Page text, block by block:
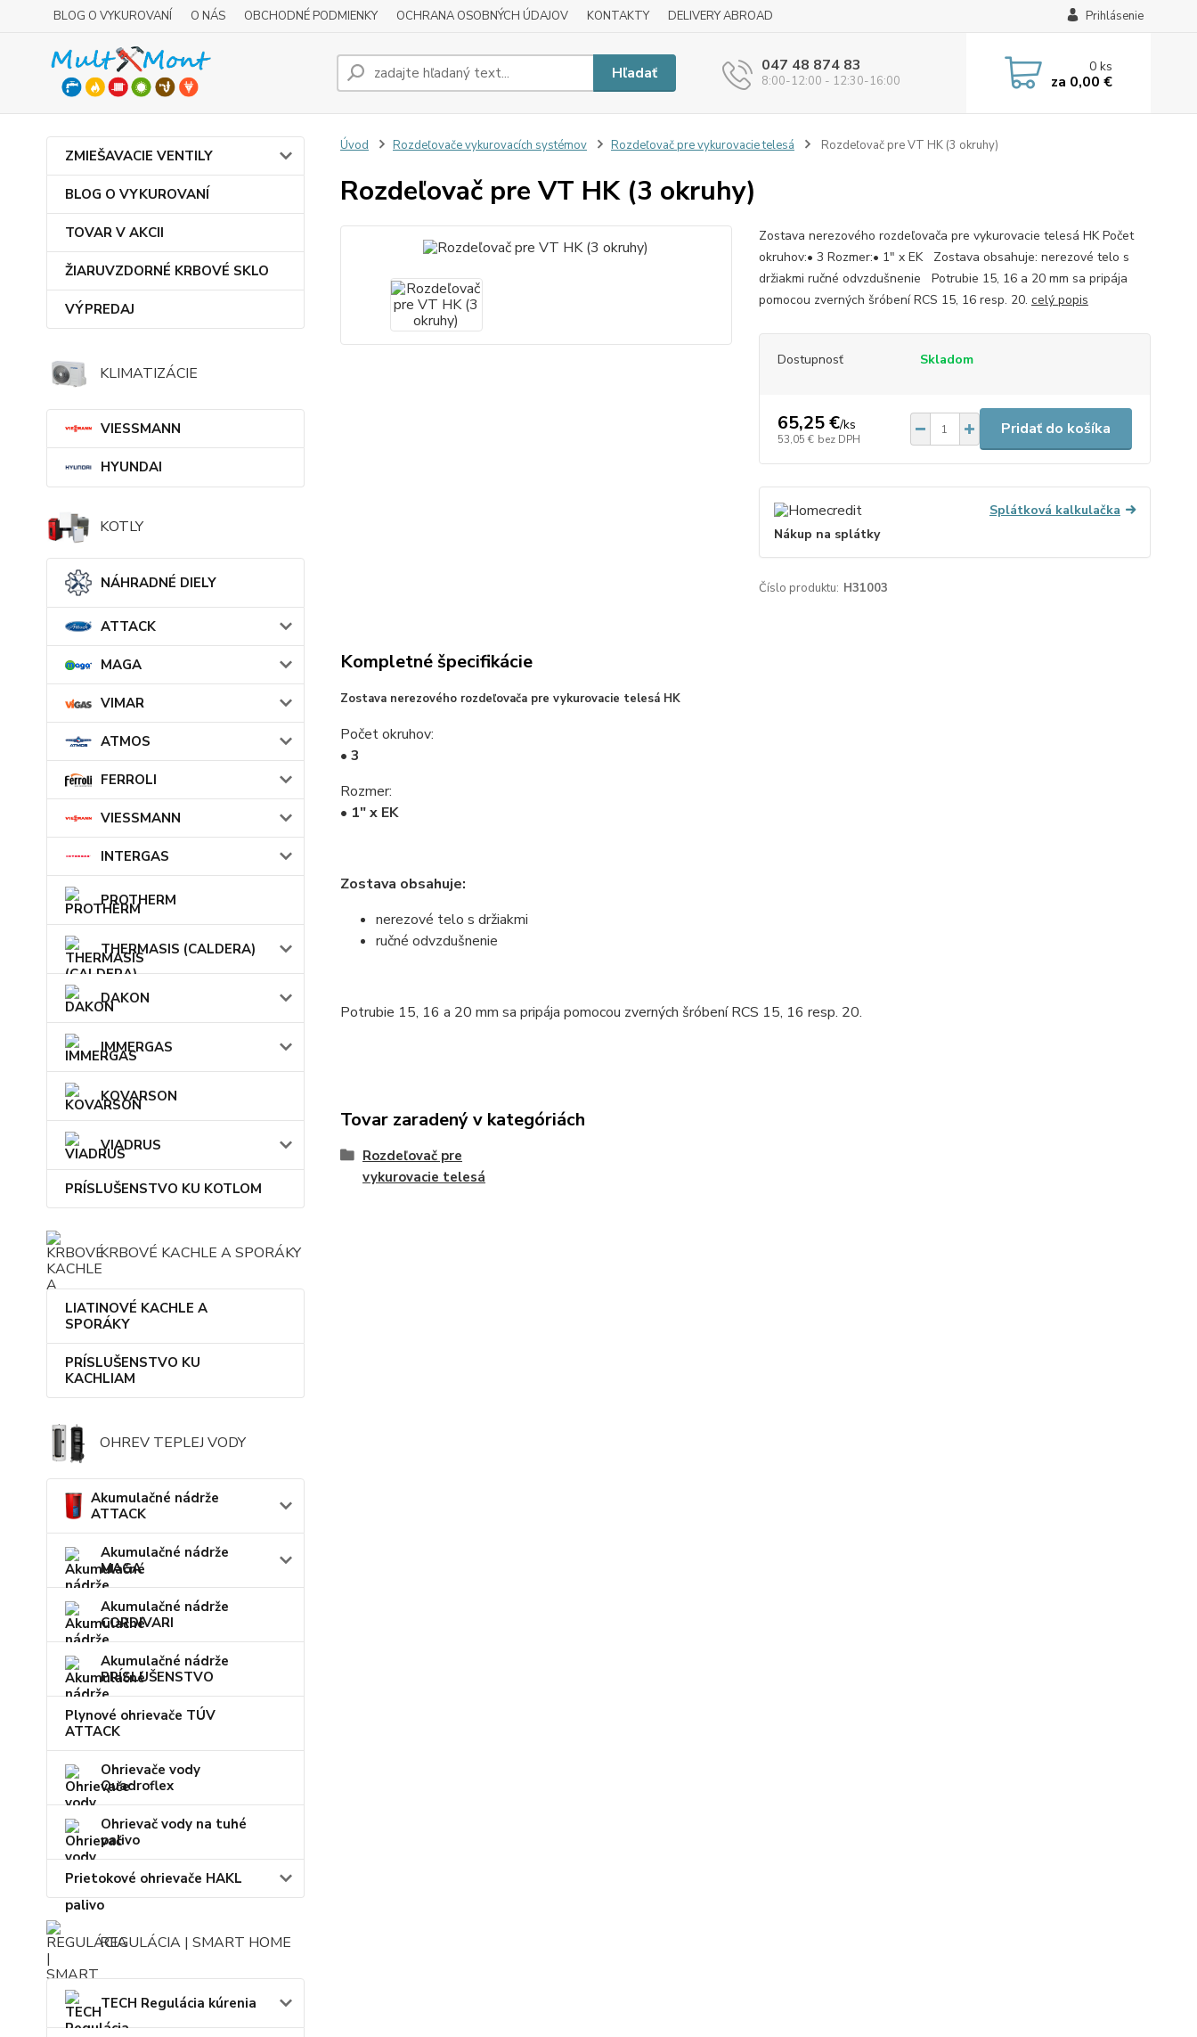
BLOG O VYKUROVANÍ O NÁS OBCHODNÉ PODMIENKY OCHRANA OSOBNÝCH ÚDAJOV KONTAKTY DELIVERY ABROAD Prihlásenie
Hľadať 047 48 874 83
8:00-12:00 - 12:30-16:00
0ks
za 0,00 €
ZMIEŠAVACIE VENTILY
BLOG O VYKUROVANÍ
TOVAR V AKCII
ŽIARUVZDORNÉ KRBOVÉ SKLO
VÝPREDAJ
KLIMATIZÁCIE
VIESSMANN
HYUNDAI
KOTLY
NÁHRADNÉ DIELY
ATTACK
MAGA
VIMAR
ATMOS
FERROLI
VIESSMANN
INTERGAS
PROTHERM
THERMASIS (CALDERA)
DAKON
IMMERGAS
KOVARSON
VIADRUS
PRÍSLUŠENSTVO KU KOTLOM
KRBOVÉ KACHLE A SPORÁKY
LIATINOVÉ KACHLE A
SPORÁKY
PRÍSLUŠENSTVO KU
KACHLIAM
OHREV TEPLEJ VODY
Akumulačné nádrže
ATTACK
Akumulačné nádrže
MAGA
Akumulačné nádrže
CORDIVARI
Akumulačné nádrže
PRÍSLUŠENSTVO
Plynové ohrievače TÚV
ATTACK
Ohrievače vody
Quadroflex
Ohrievač vody na tuhé
palivo
Prietokové ohrievače HAKL
REGULÁCIA | SMART HOME
TECH Regulácia kúrenia
Úvod Rozdeľovače vykurovacích systémov Rozdeľovač pre vykurovacie telesá Rozdeľovač pre VT HK (3 okruhy)
Rozdeľovač pre VT HK (3 okruhy)
Zostava nerezového rozdeľovača pre vykurovacie telesá HK Počet
okruhov:• 3 Rozmer:• 1" x EK Zostava obsahuje: nerezové telo s
držiakmi ručné odvzdušnenie Potrubie 15, 16 a 20 mm sa pripája
pomocou zverných šróbení RCS 15, 16 resp. 20. celý popis
Dostupnosť Skladom
65,25 €/ks
53,05 € bez DPH
Pridať do košíka
Splátková kalkulačka
Nákup na splátky
Číslo produktu: H31003
Kompletné špecifikácie
Zostava nerezového rozdeľovača pre vykurovacie telesá HK
Počet okruhov:
• 3
Rozmer:
• 1" x EK
Zostava obsahuje:
nerezové telo s držiakmi
ručné odvzdušnenie
Potrubie 15, 16 a 20 mm sa pripája pomocou zverných šróbení RCS 15, 16 resp. 20.
Tovar zaradený v kategóriách
Rozdeľovač pre
vykurovacie telesá